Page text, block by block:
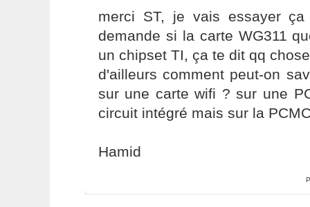
merci ST, je vais essayer
demande si la carte WG311
un chipset TI, ça te dit qq
d'ailleurs comment peut-on
sur une carte wifi ? sur une
circuit intégré mais sur la
Hamid